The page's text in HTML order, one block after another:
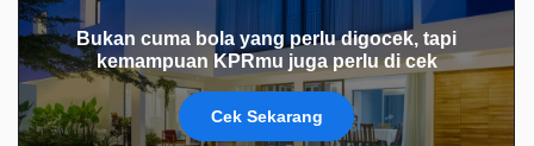
Bukan cuma bola yang perlu digocek, tapi
kemampuan KPRmu juga perlu di cek
Cek Sekarang